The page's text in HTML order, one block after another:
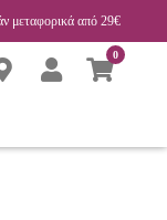
μεταφορικά από 29€
0